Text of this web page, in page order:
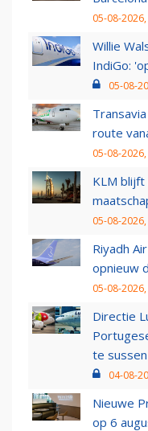
05-08-
Willie
IndiGo:
05-08-
route
05-08-
KLM
05-08-
Riyadh
opnieuw
05-08-
Directie
te sussen
04-08-
Nieuwe
op 6